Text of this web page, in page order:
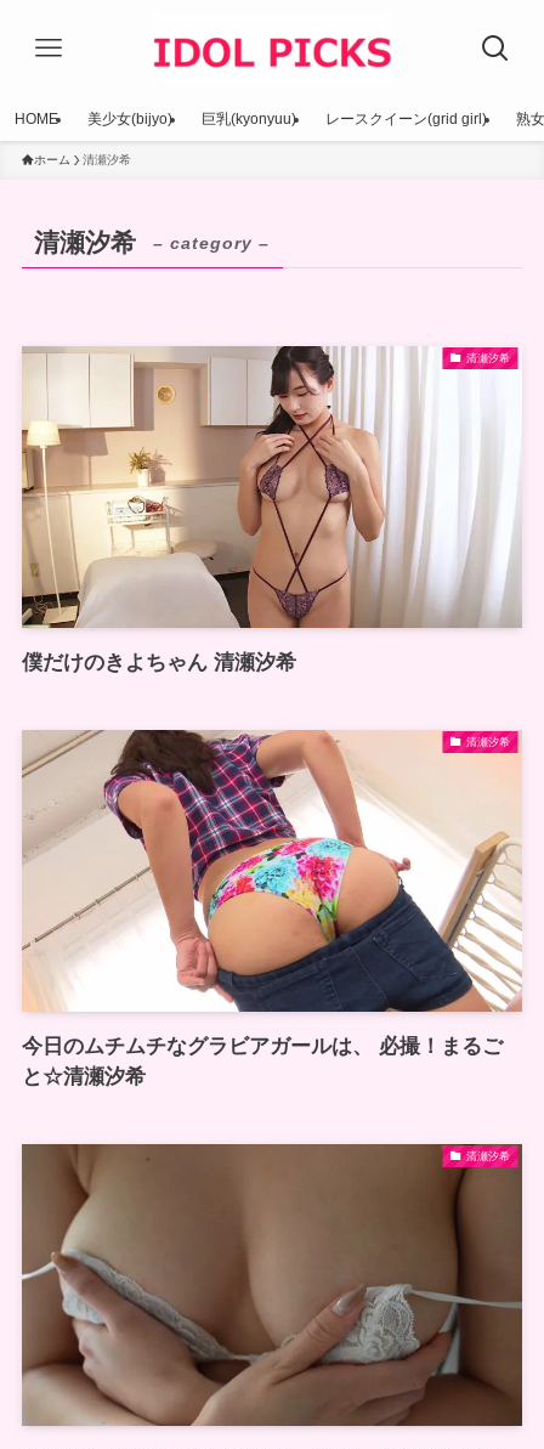
HOME 美少女(bijyo) 巨乳(kyonyuu) レースクイーン(grid girl) 熟
ホーム 清瀬汐希
清瀬汐希 – category –
清瀬汐希
僕だけのきよちゃん 清瀬汐希
清瀬汐希
今日のムチムチなグラビアガールは、 必撮！まるご
と☆清瀬汐希
清瀬汐希